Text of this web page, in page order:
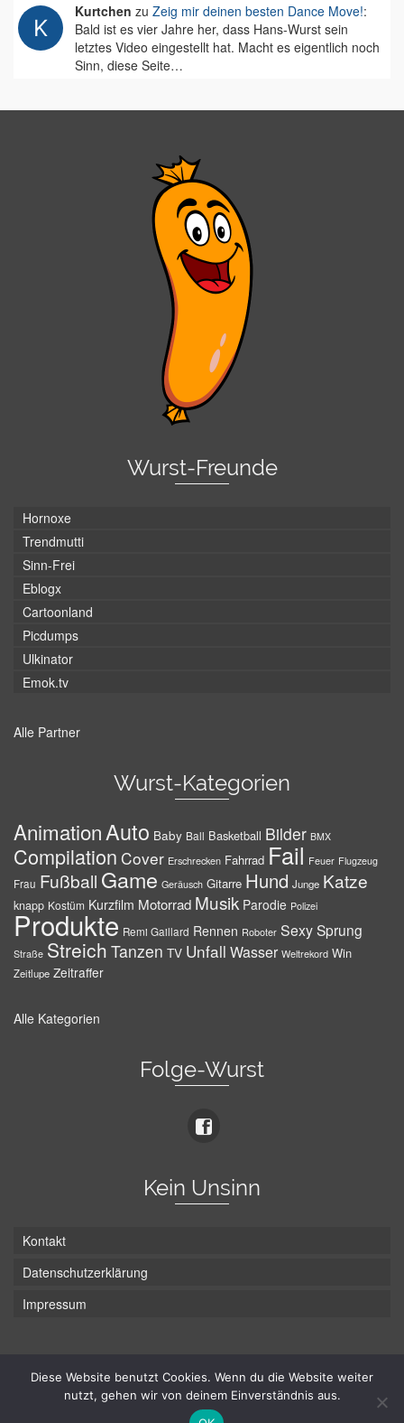
Kurtchen zu Zeig mir deinen besten Dance Move!:
Bald ist es vier Jahre her, dass Hans-Wurst sein
letztes Video eingestellt hat. Macht es eigentlich noch
Sinn, diese Seite…
Wurst-Freunde
Hornoxe
Trendmutti
Sinn-Frei
Eblogx
Cartoonland
Picdumps
Ulkinator
Emok.tv
Alle Partner
Wurst-Kategorien
AnimationAuto Baby Ball Basketball Bilder BMX
Compilation Cover Erschrecken Fahrrad Fail Feuer Flugzeug
Frau Fußball Game Geräusch Gitarre Hund Junge Katze
knapp Kostüm Kurzfilm Motorrad Musik Parodie Polizei
Produkte Remi Gaillard Rennen Roboter SexySprung
Straße Streich Tanzen TV Unfall Wasser Weltrekord Win
Zeitlupe Zeitraffer
Alle Kategorien
Folge-Wurst
Kein Unsinn
Kontakt
Datenschutzerklärung
Impressum
© Hans-Wurst.net - Gute Laune seit 2005
Diese Website benutzt Cookies. Wenn du die Website weiter
nutzt, gehen wir von deinem Einverständnis aus.